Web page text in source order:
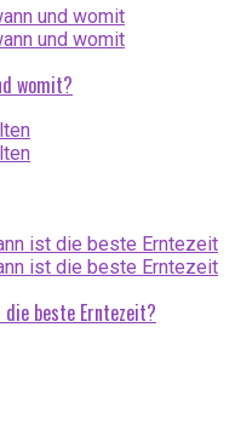
womit?
beste Erntezeit?